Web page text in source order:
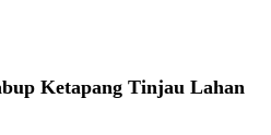
Ketapang Tinjau Lahan